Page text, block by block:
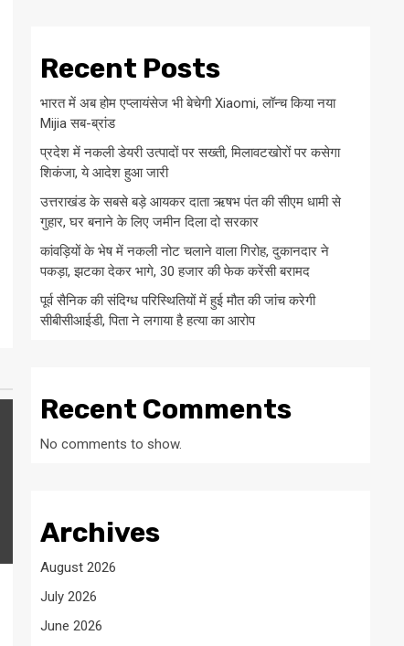
Recent Posts
भारत में अब होम एप्लायंसेज भी बेचेगी Xiaomi, लॉन्च किया नया
Mijia सब-ब्रांड
प्रदेश में नकली डेयरी उत्पादों पर सख्ती, मिलावटखोरों पर कसेगा
शिकंजा, ये आदेश हुआ जारी
उत्तराखंड के सबसे बड़े आयकर दाता ऋषभ पंत की सीएम धामी से
गुहार, घर बनाने के लिए जमीन दिला दो सरकार
कांवड़ियों के भेष में नकली नोट चलाने वाला गिरोह, दुकानदार ने
पकड़ा, झटका देकर भागे, 30 हजार की फेक करेंसी बरामद
पूर्व सैनिक की संदिग्ध परिस्थितियों में हुई मौत की जांच करेगी
सीबीसीआईडी, पिता ने लगाया है हत्या का आरोप
Recent Comments
No comments to show.
Archives
August 2026
July 2026
June 2026